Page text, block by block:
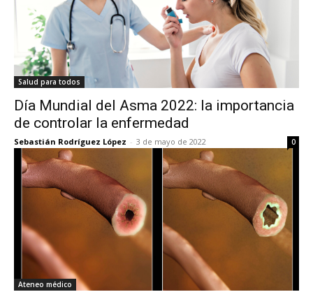
Salud para todos
Día Mundial del Asma 2022: la importancia
de controlar la enfermedad
Sebastián Rodríguez López - 3 de mayo de 2022 0
Ateneo médico